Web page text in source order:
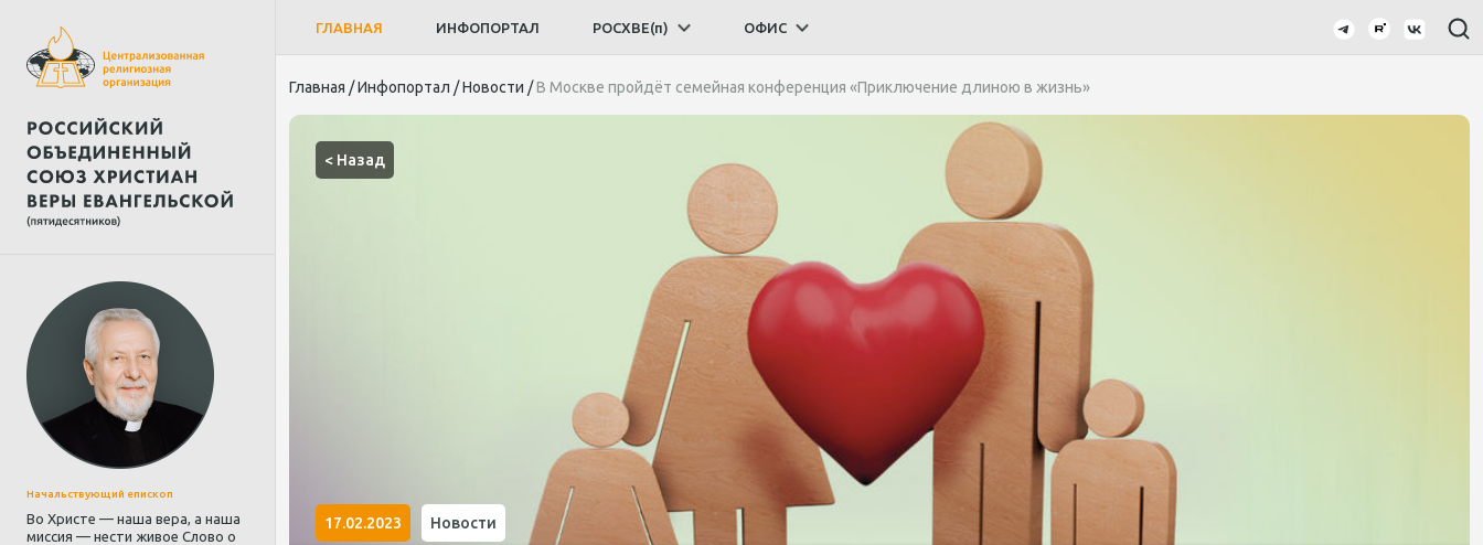
Начальствующий епископ
Во Христе — наша вера, а наша
миссия — нести живое Слово о
ГЛАВНАЯ ИНФОПОРТАЛ РОСХВЕ(п) ОФИС
Главная /Инфопортал /Новости /В Москве пройдёт семейная конференция «Приключение длиною в жизнь»
< Назад
17.02.2023 Новости